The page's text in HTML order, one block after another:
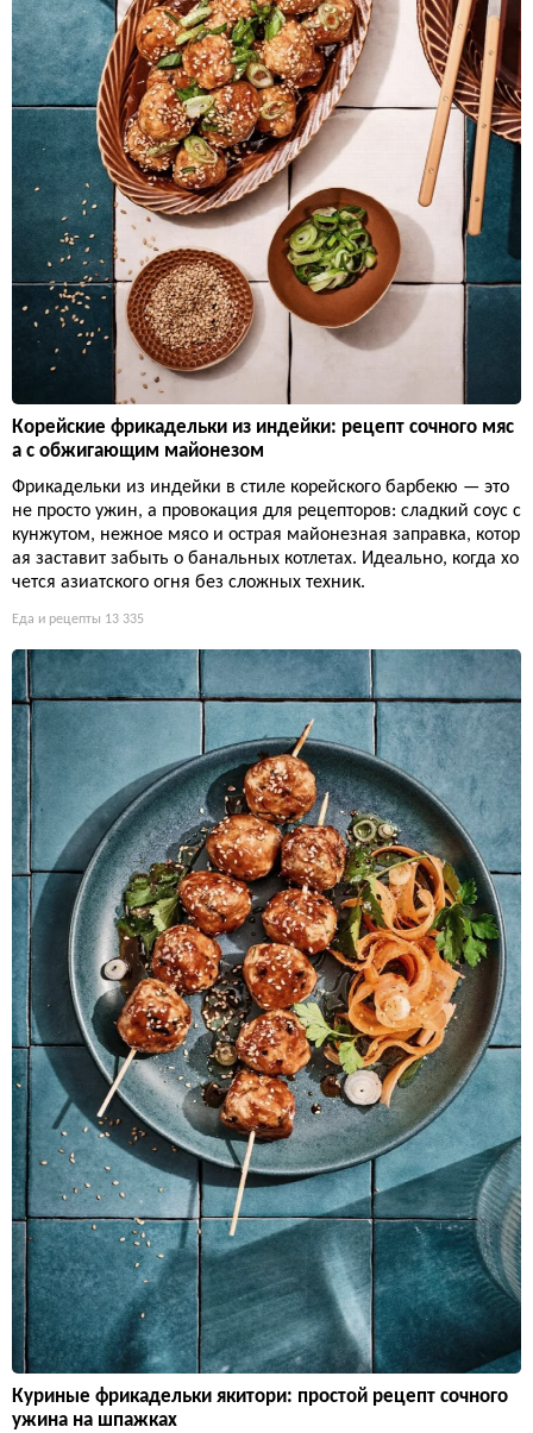
Корейские фрикадельки из индейки: рецепт сочного мяс
а с обжигающим майонезом
Фрикадельки из индейки в стиле корейского барбекю — это
не просто ужин, а провокация для рецепторов: сладкий соус с
кунжутом, нежное мясо и острая майонезная заправка, котор
ая заставит забыть о банальных котлетах. Идеально, когда хо
чется азиатского огня без сложных техник.
Еда и рецепты 13 335
Куриные фрикадельки якитори: простой рецепт сочного
ужина на шпажках